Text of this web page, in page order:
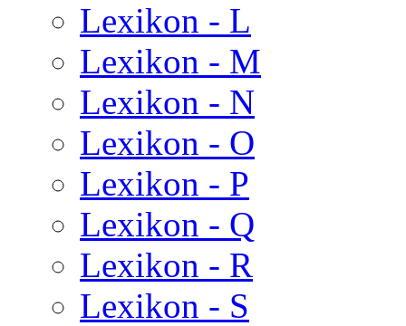
Lexikon - L
Lexikon - M
Lexikon - N
Lexikon - O
Lexikon - P
Lexikon - Q
Lexikon - R
Lexikon - S